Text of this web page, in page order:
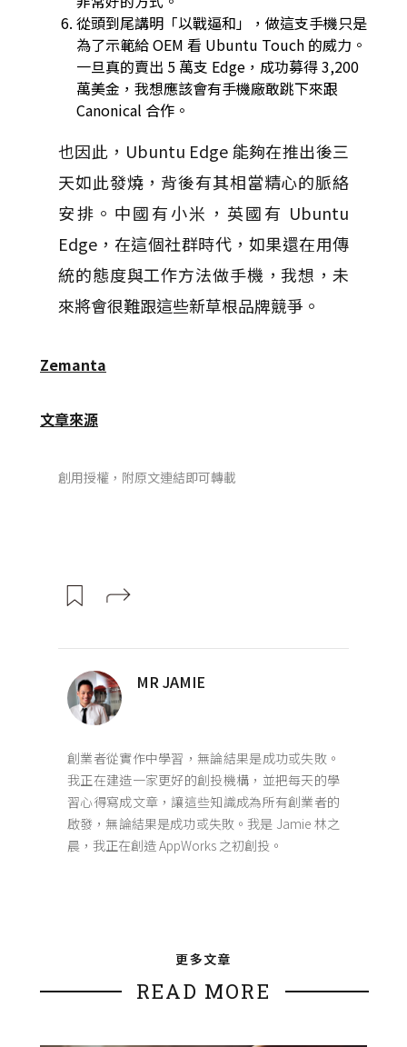
從頭到尾講明「以戰逼和」，做這支手機只是
為了示範給 OEM 看 Ubuntu Touch 的威力。
一旦真的賣出 5 萬支 Edge，成功募得 3,200
萬美金，我想應該會有手機廠敢跳下來跟
Canonical 合作。
也因此，Ubuntu Edge 能夠在推出後三
天如此發燒，背後有其相當精心的脈絡
安排。中國有小米，英國有 Ubuntu
Edge，在這個社群時代，如果還在用傳
統的態度與工作方法做手機，我想，未
來將會很難跟這些新草根品牌競爭。
Zemanta
文章來源
創用授權，附原文連結即可轉載
MR JAMIE
創業者從實作中學習，無論結果是成功或失敗。
我正在建造一家更好的創投機構，並把每天的學
習心得寫成文章，讓這些知識成為所有創業者的
啟發，無論結果是成功或失敗。我是 Jamie 林之
晨，我正在創造 AppWorks 之初創投。
更多文章
READ MORE